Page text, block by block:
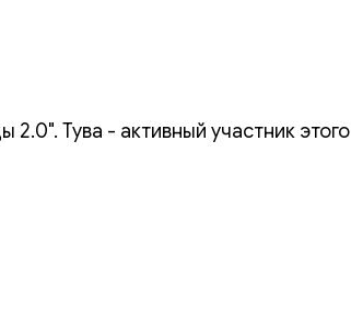
Тува - активный участник этого